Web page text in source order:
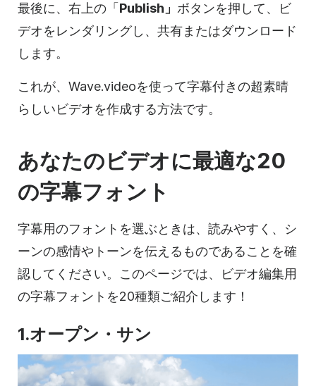
最後に、右上の「 Publish」 ボタンを押して、ビ
デオをレンダリングし、共有またはダウンロード
します。
これが、Wave.videoを使って字幕付きの超素晴
らしいビデオを作成する方法です。
あなたのビデオに最適な20
の字幕フォント
字幕用のフォントを選ぶときは、読みやすく、シ
ーンの感情やトーンを伝えるものであることを確
認してください。このページでは、ビデオ編集用
の字幕フォントを20種類ご紹介します！
1.オープン・サン